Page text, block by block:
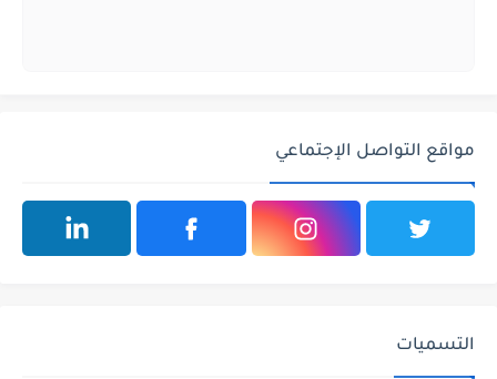
مواقع التواصل الإجتماعي
التسميات